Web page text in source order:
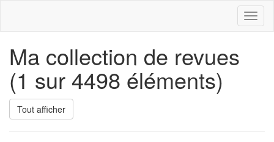
Ma collection de revues
(1 sur 4498 éléments)
Tout afficher